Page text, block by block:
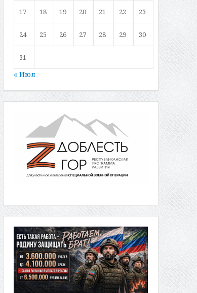
17 18 19 20 21 22 23
24 25 26 27 28 29 30
31
« Июл